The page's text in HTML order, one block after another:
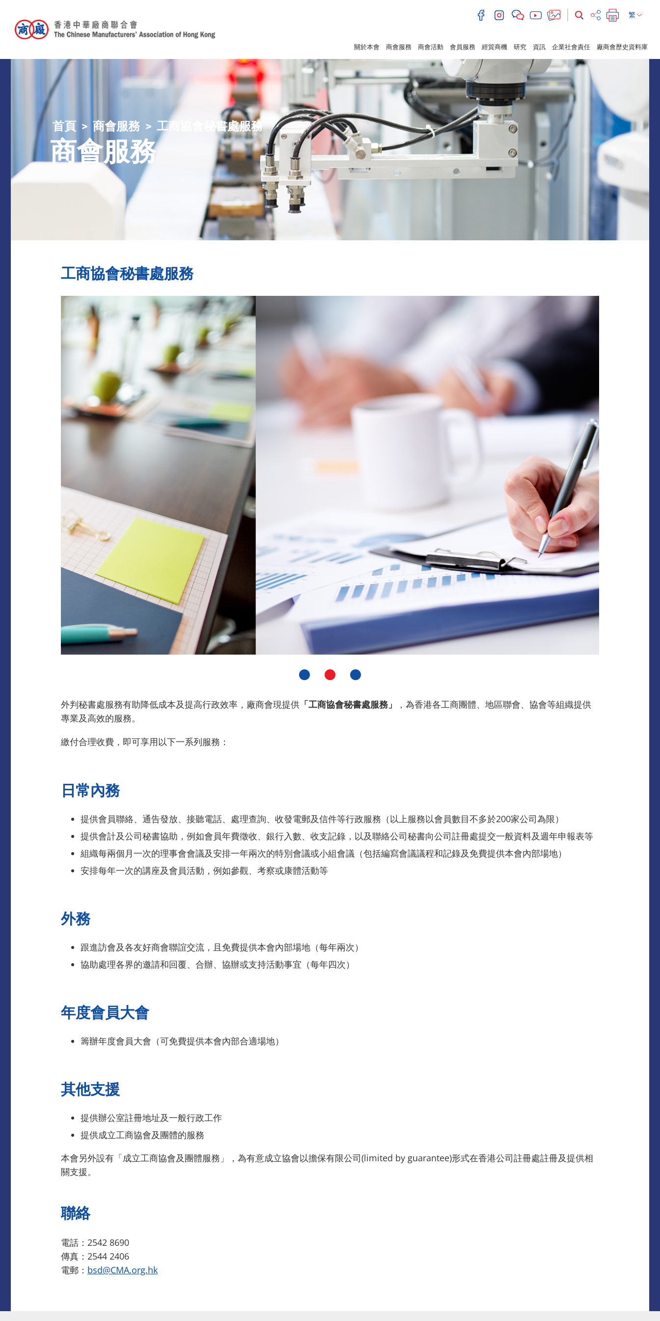
繁
關於本會 商會服務 商會活動 會員服務 經貿商機 研究 資訊 企業社會責任 廠商會歷史資料庫
首頁 商會服務 工商協會秘書處服務
商會服務
工商協會秘書處服務
外判秘書處服務有助降低成本及提高行政效率，廠商會現提供 「工商協會秘書處服務」
，為香港各工商團體、地區聯會、協會等組織提供
專業及高效的服務。
繳付合理收費，即可享用以下一系列服務：
日常內務
提供會員聯絡、通告發放、接聽電話、處理查詢、收發電郵及信件等行政服務（以上服務以會員數目不多於200家公司為限）
提供會計及公司秘書協助，例如會員年費徵收、銀行入數、收支記錄，以及聯絡公司秘書向公司註冊處提交一般資料及週年申報表等
組織每兩個月一次的理事會會議及安排一年兩次的特別會議或小組會議（包括編寫會議議程和記錄及免費提供本會內部場地）
安排每年一次的講座及會員活動，例如參觀、考察或康體活動等
外務
跟進訪會及各友好商會聯誼交流，且免費提供本會內部場地（每年兩次）
協助處理各界的邀請和回覆、合辦、協辦或支持活動事宜（每年四次）
年度會員大會
籌辦年度會員大會（可免費提供本會內部合適場地）
其他支援
提供辦公室註冊地址及一般行政工作
提供成立工商協會及團體的服務
本會另外設有「成立工商協會及團體服務」，為有意成立協會以擔保有限公司(limited by guarantee)形式在香港公司註冊處註冊及提供相
關支援。
聯絡
電話：2542 8690
傳真：2544 2406
電郵： bsd@CMA.org.hk